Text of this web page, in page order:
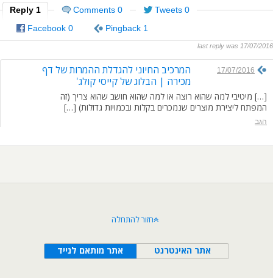
1 Reply 0 Comments
0 Tweets
0 Facebook
1 Pingback
last reply was 17/07/2016
המרכיב החיוני להגדלת ההמרות של דף
מכירה | הבלוג של קייסי קולג'
17/07/2016
[…] מיטיבי למה שהוא רוצה או למה שהוא חושב שהוא צריך (זה
המפתח ליצירת מוצרים שנמכרים בקלות ובכמויות גדולות) […]
הגב
חזור להתחלה
אתר מותאם לנייד אתר האינטרנט